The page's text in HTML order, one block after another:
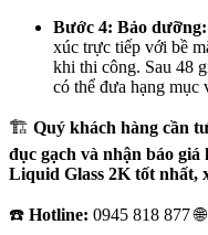
Bước 4: Bảo dưỡng:
xúc trực tiếp với bề
khi thi công. Sau 48
có thể đưa hạng mục
🏗️ Quý khách hàng cần
đục gạch và nhận báo
Liquid Glass 2K tốt nhất,
☎️ Hotline: 0945 818 877 🌐